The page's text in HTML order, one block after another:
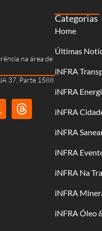
na área de
37, Parte 1588
Categorias
Home
Últimas
iNFRA
iNFRA
iNFRA
iNFRA
iNFRA
iNFRA Na
iNFRA
iNFRA Óleo